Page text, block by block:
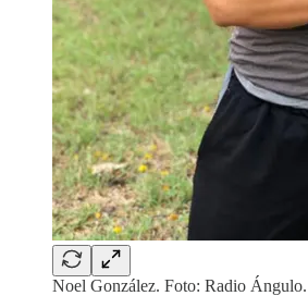
Noel González. Foto: Radio Ángulo.